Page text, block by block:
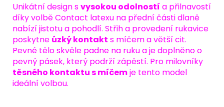
Unikátní design svysokou odolností a přilnavostí
díky volbě Contact latexu na přední části dlaně
nabízí jistotu a pohodlí. Střih a provedení rukavice
poskytne úzký kontakt s míčem a větší cit.
Pevné tělo skvěle padne na ruku a je doplněno o
pevný pásek, který podrží zápěstí. Pro milovníky
těsného kontaktu s míčemje tento model
ideální volbou.